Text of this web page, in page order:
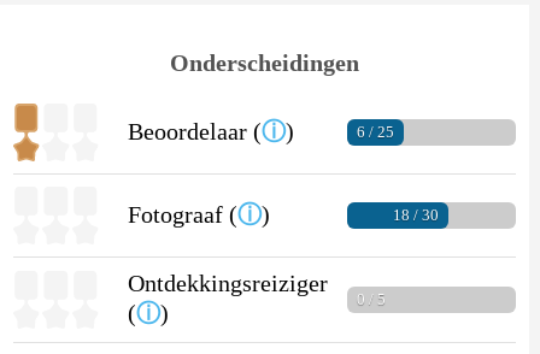
Onderscheidingen
Beoordelaar (ⓘ) 6 / 25
Fotograaf (ⓘ) 18 / 30
Ontdekkingsreiziger
(ⓘ)
0 / 5